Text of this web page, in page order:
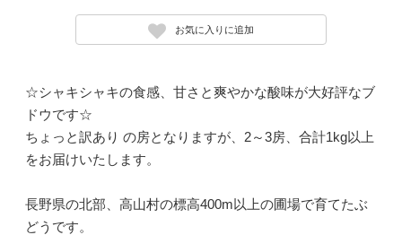
お気に入りに追加
☆シャキシャキの食感、甘さと爽やかな酸味が大好評なブ
ドウです☆
ちょっと訳あり の房となりますが、2～3房、合計1kg以上
をお届けいたします。
長野県の北部、高山村の標高400m以上の圃場で育てたぶ
どうです。